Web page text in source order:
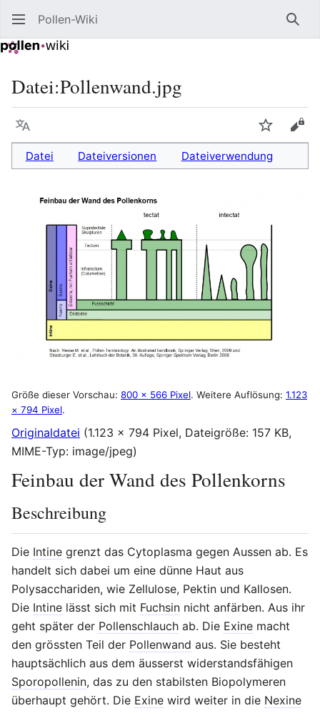
Pollen-Wiki
Datei:Pollenwand.jpg
Sprache
Datei Dateiversionen Dateiverwendung
Größe dieser Vorschau: 800 × 566 Pixel. Weitere Auflösung: 1.123
× 794 Pixel.
Originaldatei (1.123 × 794 Pixel, Dateigröße: 157 KB,
MIME-Typ: image/jpeg)
Feinbau der Wand des Pollenkorns
Beschreibung
Die Intine grenzt das Cytoplasma gegen Aussen ab. Es
handelt sich dabei um eine dünne Haut aus
Polysacchariden, wie Zellulose, Pektin und Kallosen.
Die Intine lässt sich mit Fuchsin nicht anfärben. Aus ihr
geht später der Pollenschlauch ab. Die Exine macht
den grössten Teil der Pollenwand aus. Sie besteht
hauptsächlich aus dem äusserst widerstandsfähigen
Sporopollenin, das zu den stabilsten Biopolymeren
überhaupt gehört. Die Exine wird weiter in die Nexine